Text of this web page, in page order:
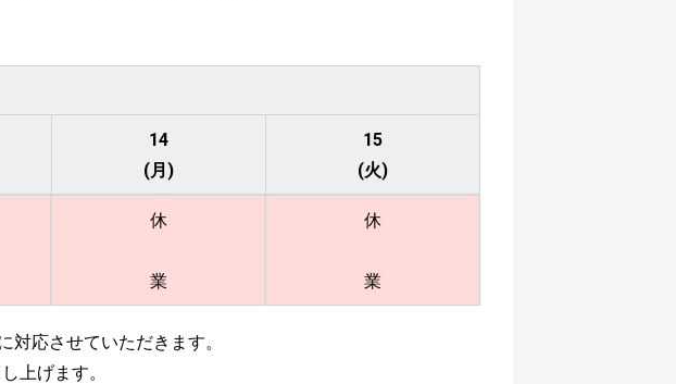
14
(月)
15
(火)
休
業
休
業
応させていただきます。
上げます。